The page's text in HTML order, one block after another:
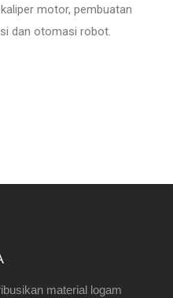
motor, pembuatan
dan otomasi robot.
material logam